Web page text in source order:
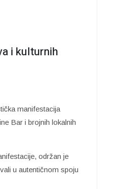
i kulturnih
manifestacija
Bar i brojnih lokalnih
održan je
u autentičnom spoju